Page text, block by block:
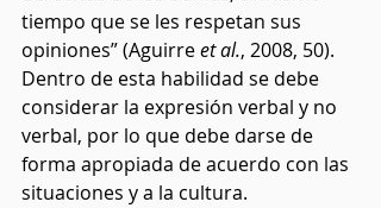
tiempo que se les respetan sus
opiniones” (Aguirre et al., 2008, 50).
Dentro de esta habilidad se debe
considerar la expresión verbal y no
verbal, por lo que debe darse de
forma apropiada de acuerdo con las
situaciones y a la cultura.